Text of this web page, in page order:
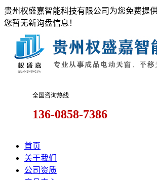
贵州权盛嘉智能科技有限公司为您免费提
您暂无新询盘信息！
全国咨询热线
136-0858-7386
首页
关于我们
公司资质